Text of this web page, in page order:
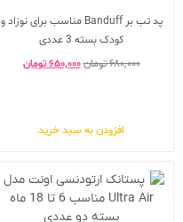
پد تب بر Banduff مناسب برای نوزاد و
کودک بسته 3 عددی
۶۸۰,۰۰۰تومان۶۵۰,۰۰۰ تومان
افزودن به سبد خرید